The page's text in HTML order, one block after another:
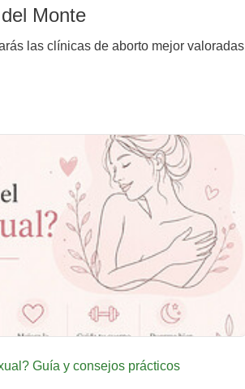
Monte
las clínicas de aborto mejor valoradas
Guía y consejos prácticos